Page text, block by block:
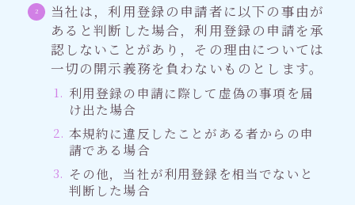
当社は，利用登録の申請者に以下の事由が
あると判断した場合，利用登録の申請を承
認しないことがあり，その理由については
一切の開示義務を負わないものとします。
利用登録の申請に際して虚偽の事項を届
け出た場合
本規約に違反したことがある者からの申
請である場合
その他，当社が利用登録を相当でないと
判断した場合